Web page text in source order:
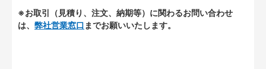
※お取引（見積り、注文、納期等）に関わるお問い合わせ
は、 弊社営業窓口 までお願いいたします。